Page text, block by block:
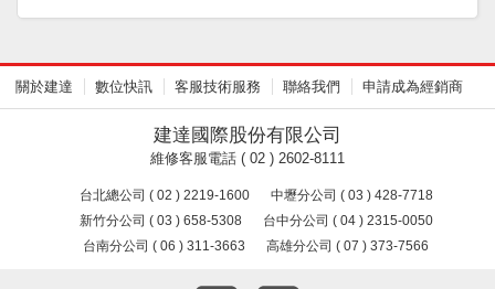
關於建達 數位快訊 客服技術服務 聯絡我們 申請成為經銷商
建達國際股份有限公司
維修客服電話 ( 02 ) 2602-8111
台北總公司 ( 02 ) 2219-1600
中壢分公司 ( 03 ) 428-7718
新竹分公司 ( 03 ) 658-5308
台中分公司 ( 04 ) 2315-0050
台南分公司 ( 06 ) 311-3663
高雄分公司 ( 07 ) 373-7566